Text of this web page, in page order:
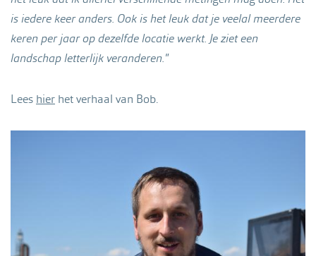
is iedere keer anders. Ook is het leuk dat je veelal meerdere
keren per jaar op dezelfde locatie werkt. Je ziet een
landschap letterlijk veranderen."
Lees hier het verhaal van Bob.